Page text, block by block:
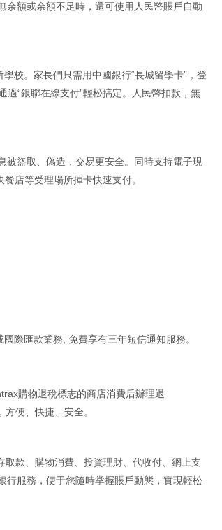
余額或余額不足時，還可使用人民幣賬戶自動
校。家長們只需用中國銀行“長城留學卡”，登
過“銀聯在線支付”輕松搞定。人民幣扣款，無
盜取、偽造，交易更安全。同時支持電子現
店等受理場所揮卡快速支付。
際匯款業務, 免費享有三年短信通知服務。
購物退稅標志的商店消費后辦理退
便、快捷、安全。
款、購物消費、投資理財、代收付、網上支
行服務，便于您隨時掌握賬戶動態，實現輕松